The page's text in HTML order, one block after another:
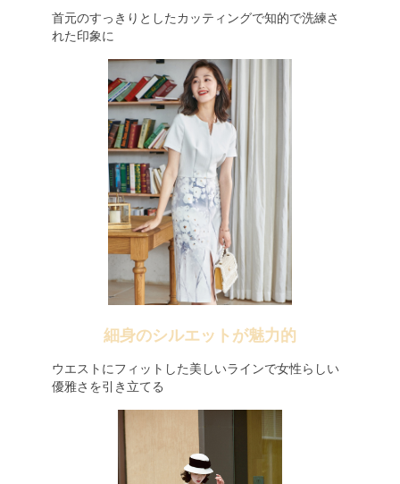
首元のすっきりとしたカッティングで知的で洗練さ
れた印象に
細身のシルエットが魅力的
ウエストにフィットした美しいラインで女性らしい
優雅さを引き立てる